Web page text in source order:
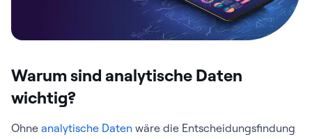
Warum sind analytische Daten
wichtig?
Ohne analytische Daten wäre die Entscheidungsfindung